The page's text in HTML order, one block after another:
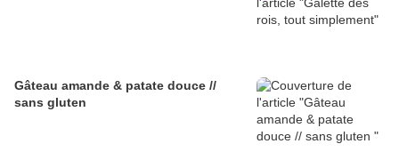
Gâteau amande & patate douce //
sans gluten